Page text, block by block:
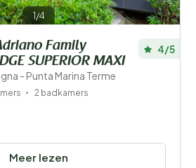
1/4
Family
SUPERIOR MAXI
- Punta Marina Terme
4/5
2 badkamers
Meer lezen